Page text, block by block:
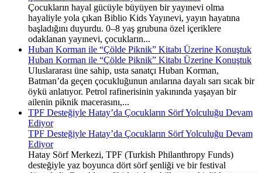
Çocukların hayal gücüyle büyüyen bir yayınevi olma
hayaliyle yola çıkan Biblio Kids Yayınevi, yayın hayatına
başladığını duyurdu. 0–8 yaş grubuna özel içeriklere
odaklanan yayınevi, çocukların...
Huban Korman ile “Çölde Piknik” Kitabı Üzerine Konuştuk
Huban Korman ile “Çölde Piknik” Kitabı Üzerine Konuştuk
Uluslararası üne sahip, usta sanatçı Huban Korman,
Batman’da geçen çocukluğunun anılarına dayalı sarı sıcak bir
öykü anlatıyor. Petrol rafinerisinin yakınında yaşayan bir
ailenin piknik macerasını,...
TPF Desteğiyle Hatay’da Çocukların Sörf Yolculuğu Devam
Ediyor
TPF Desteğiyle Hatay’da Çocukların Sörf Yolculuğu Devam
Ediyor
Hatay Sörf Merkezi, TPF (Turkish Philanthropy Funds)
desteğiyle yaz boyunca dört sörf şenliği ve bir festival